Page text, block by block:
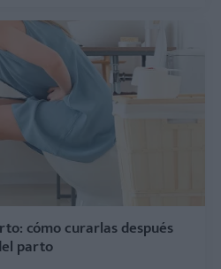
cómo curarlas después
parto